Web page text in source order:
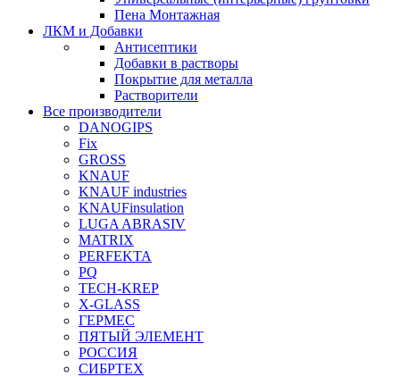
Пена Монтажная
ЛКМ и Добавки
Антисептики
Добавки в растворы
Покрытие для металла
Растворители
Все производители
DANOGIPS
Fix
GROSS
KNAUF
KNAUF industries
KNAUFinsulation
LUGA ABRASIV
MATRIX
PERFEKTA
PQ
TECH-KREP
X-GLASS
ГЕРМЕС
ПЯТЫЙ ЭЛЕМЕНТ
РОССИЯ
СИБРТЕХ